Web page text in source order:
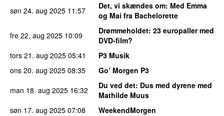
søn 24. aug 2025 11:57 Det, vi skændes om: Med Emma
og Mai fra Bachelorette
fre 22. aug 2025 10:09 Drømmeholdet: 23 europaller med
DVD-film?
tors 21. aug 2025 05:41
P3 Musik
ons 20. aug 2025 08:35
Go’ Morgen P3
man 18. aug 2025 16:32 Du ved det: Dus med dyrene med
Mathilde Muus
søn 17. aug 2025 07:08
WeekendMorgen